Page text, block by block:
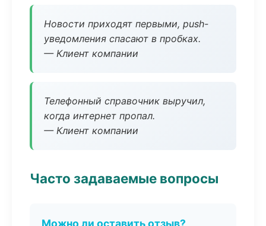
Новости приходят первыми, push-
уведомления спасают в пробках.
— Клиент компании
Телефонный справочник выручил,
когда интернет пропал.
— Клиент компании
Часто задаваемые вопросы
Можно ли оставить отзыв?